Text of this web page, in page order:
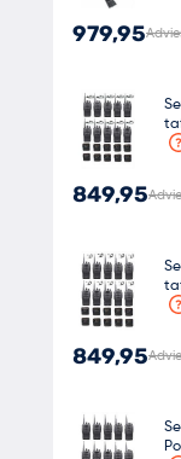
979,95
849,95
849,95